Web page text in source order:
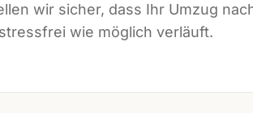
wir sicher, dass Ihr Umzug
wie möglich verläuft.